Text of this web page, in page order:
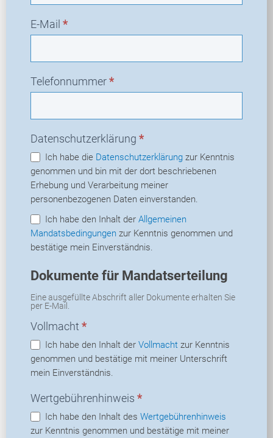
E-Mail *
Telefonnummer*
Datenschutzerklärung *
Ich habe die Datenschutzerklärung zur Kenntnis
genommen und bin mit der dort beschriebenen
Erhebung und Verarbeitung meiner
personenbezogenen Daten einverstanden.
Ich habe den Inhalt der Allgemeinen
Mandatsbedingungen
bestätige mein Einverständnis.
Dokumente für Mandatserteilung
Eine ausgefüllte Abschrift aller Dokumente erhalten Sie
per E-Mail.
Vollmacht *
Ich habe den Inhalt der Vollmacht zur Kenntnis
genommen und bestätige mit meiner Unterschrift
mein Einverständnis.
Wertgebührenhinweis *
Ich habe den Inhalt des Wertgebührenhinweis
zur Kenntnis genommen und bestätige mit meiner